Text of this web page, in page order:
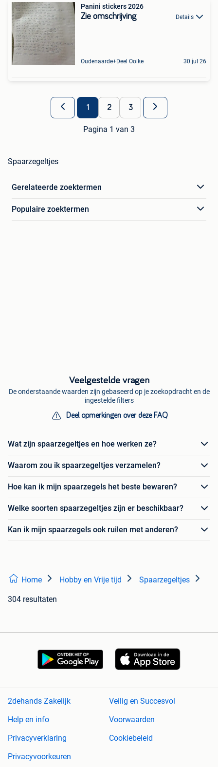
Panini stickers 2026
Zie omschrijving Details
Oudenaarde+Deel Ooike 30 jul 26
1 2 3
Pagina 1 van 3
Spaarzegeltjes
Gerelateerde zoektermen
Populaire zoektermen
Veelgestelde vragen
De onderstaande waarden zijn gebaseerd op je zoekopdracht en de
ingestelde filters
Deel opmerkingen over deze FAQ
Wat zijn spaarzegeltjes en hoe werken ze?
Waarom zou ik spaarzegeltjes verzamelen?
Hoe kan ik mijn spaarzegels het beste bewaren?
Welke soorten spaarzegeltjes zijn er beschikbaar?
Kan ik mijn spaarzegels ook ruilen met anderen?
Home Hobby en Vrije tijd Spaarzegeltjes
304 resultaten
2dehands Zakelijk
Veilig en Succesvol
Help en info
Voorwaarden
Privacyverklaring
Cookiebeleid
Privacyvoorkeuren